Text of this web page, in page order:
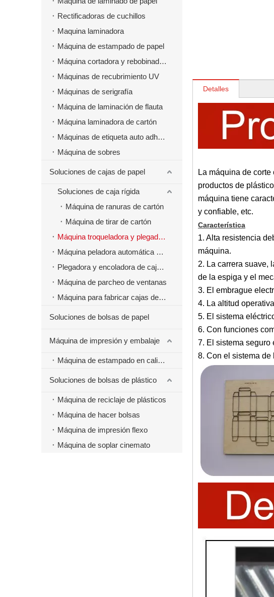
Rectificadoras de cuchillos
Maquina laminadora
Máquina de estampado de papel
Máquina cortadora y rebobinadora
Máquinas de recubrimiento UV
Máquinas de serigrafía
Máquina de laminación de flauta
Máquina laminadora de cartón
Máquinas de etiqueta auto adhesivas
Máquina de sobres
Soluciones de cajas de papel
Soluciones de caja rígida
Máquina de ranuras de cartón
Máquina de tirar de cartón
Máquina troqueladora y plegadora
Máquina peladora automática de cajas de papel
Plegadora y encoladora de cajas de papel
Máquina de parcheo de ventanas
Máquina para fabricar cajas de papel de comida rápida para hamburguesas
Soluciones de bolsas de papel
Máquina de impresión y embalaje
Máquina de estampado en caliente
Soluciones de bolsas de plástico
Máquina de reciclaje de plásticos
Máquina de hacer bolsas
Máquina de impresión flexo
Máquina de soplar cinemato
Detalles
La máquina de
productos de
máquina tiene
y confiable, etc.
Característica
1. Alta resistencia
máquina.
2. La carrera suave,
de la espiga y el
3. El embrague
4. La altitud
5. El sistema
6. Con funciones
7. El sistema seguro
8. Con el sistema